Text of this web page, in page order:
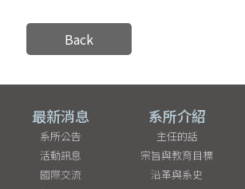
Back
最新消息
系所公告
活動訊息
國際交流
系所介紹
主任的話
宗旨與教育目標
沿革與系史